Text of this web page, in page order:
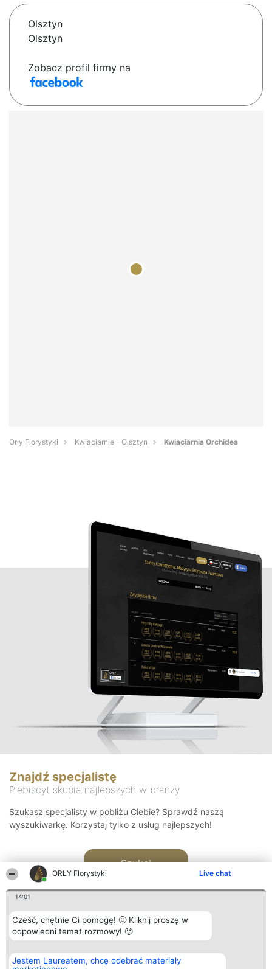
ORŁY Florystyki Live chat
14:01
Cześć, chętnie Ci pomogę! 🙂 Kliknij proszę w
odpowiedni temat rozmowy! 🙂
Jestem Laureatem, chcę odebrać materiały
Olsztyn
Olsztyn
Zobacz profil firmy na
Orły Florystyki Kwiaciarnie - Olsztyn Kwiaciarnia Orchidea
Znajdź specjalistę
Plebiscyt skupia najlepszych w branży
Szukasz specjalisty w pobliżu Ciebie? Sprawdź naszą
wyszukiwarkę. Korzystaj tylko z usług najlepszych!
Szukaj
Organizator plebiscytu
Bright Side Solutions sp. z o.
Plebiscyt
Laureaci
Kontakt
Kontakt